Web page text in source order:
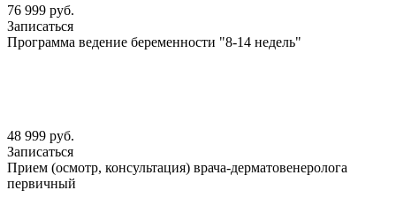
76 999 руб.
Записаться
Программа ведение беременности "8-14 недель"
48 999 руб.
Записаться
Прием (осмотр, консультация) врача-дерматовенеролога
первичный